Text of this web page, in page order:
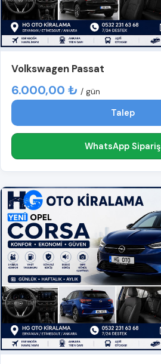
Volkswagen Passat
6.000,00 ₺ / gün
Talep
WhatsApp Sipariş